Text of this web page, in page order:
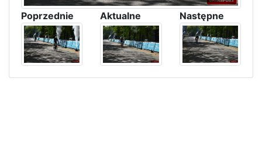
Poprzednie Aktualne Następne